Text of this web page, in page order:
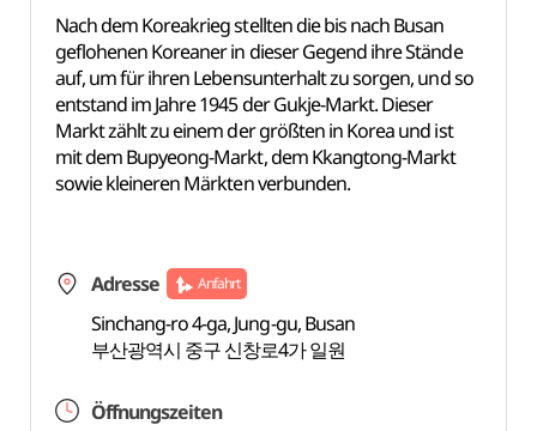
Nach dem Koreakrieg stellten die bis nach Busan
geflohenen Koreaner in dieser Gegend ihre Stände
auf, um für ihren Lebensunterhalt zu sorgen, und so
entstand im Jahre 1945 der Gukje-Markt. Dieser
Markt zählt zu einem der größten in Korea und ist
mit dem Bupyeong-Markt, dem Kkangtong-Markt
sowie kleineren Märkten verbunden.
Adresse Anfahrt
Sinchang-ro 4-ga, Jung-gu, Busan
부산광역시 중구 신창로4가 일원
Öffnungszeiten